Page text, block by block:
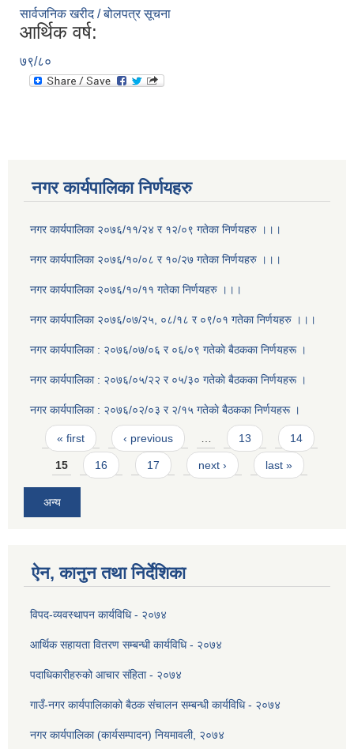
सार्वजनिक खरीद / बोलपत्र सूचना
आर्थिक वर्ष:
७९/८०
नगर कार्यपालिका निर्णयहरु
नगर कार्यपालिका २०७६/११/२४ र १२/०९ गतेका निर्णयहरु ।।।
नगर कार्यपालिका २०७६/१०/०८ र १०/२७ गतेका निर्णयहरु ।।।
नगर कार्यपालिका २०७६/१०/११ गतेका निर्णयहरु ।।।
नगर कार्यपालिका २०७६/०७/२५, ०८/१८ र ०९/०१ गतेका निर्णयहरु ।।।
नगर कार्यपालिका : २०७६/०७/०६ र ०६/०९ गतेकाे बैठकका निर्णयहरू ।
नगर कार्यपालिका : २०७६/०५/२२ र ०५/३० गतेकाे बैठकका निर्णयहरू ।
नगर कार्यपालिका : २०७६/०२/०३ र २/१५ गतेकाे बैठकका निर्णयहरू ।
Pages
« first ‹ previous … 13 14
15 16 17 next › last »
अन्य
ऐन, कानुन तथा निर्देशिका
विपद-व्यवस्थापन कार्यविधि - २०७४
आर्थिक सहायता वितरण सम्बन्धी कार्यविधि - २०७४
पदाधिकारीहरुको आचार संहिता - २०७४
गाउँ-नगर कार्यपालिकाको बैठक संचालन सम्बन्धी कार्यविधि - २०७४
नगर कार्यपालिका (कार्यसम्पादन) नियमावली, २०७४